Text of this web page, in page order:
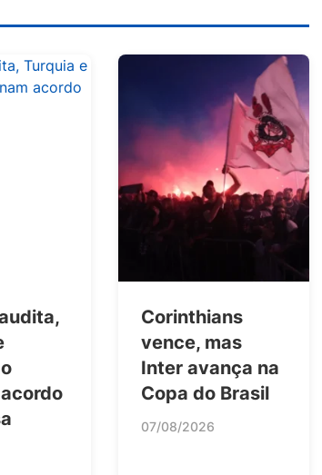
Corinthians
vence, mas
Inter avança na
Copa do Brasil
07/08/2026